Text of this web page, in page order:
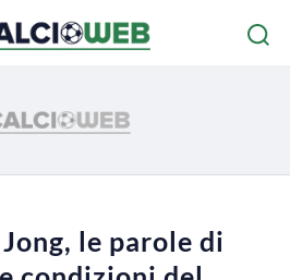
le parole di